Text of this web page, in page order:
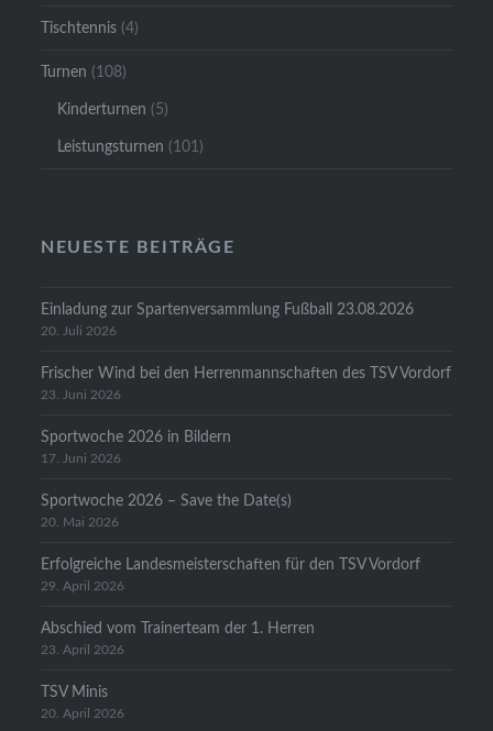
Tischtennis (4)
Turnen (108)
Kinderturnen (5)
Leistungsturnen (101)
NEUESTE BEITRÄGE
Einladung zur Spartenversammlung Fußball 23.08.2026
20. Juli 2026
Frischer Wind bei den Herrenmannschaften des TSV Vordorf
23. Juni 2026
Sportwoche 2026 in Bildern
17. Juni 2026
Sportwoche 2026 – Save the Date(s)
20. Mai 2026
Erfolgreiche Landesmeisterschaften für den TSV Vordorf
29. April 2026
Abschied vom Trainerteam der 1. Herren
23. April 2026
TSV Minis
20. April 2026